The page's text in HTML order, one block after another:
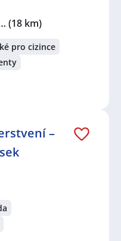
(18 km)
pro cizince
–